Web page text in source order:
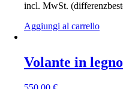
incl. MwSt.
Aggiungi al carrello
Volante in